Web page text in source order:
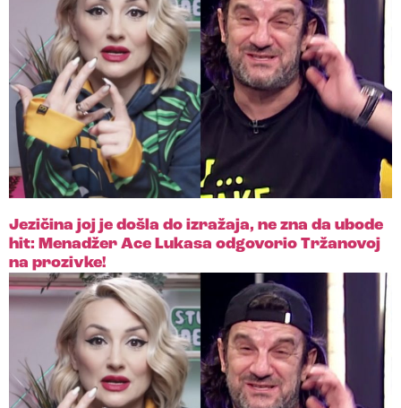
Jezičina joj je došla do izražaja, ne zna da ubode
hit: Menadžer Ace Lukasa odgovorio Tržanovoj
na prozivke!